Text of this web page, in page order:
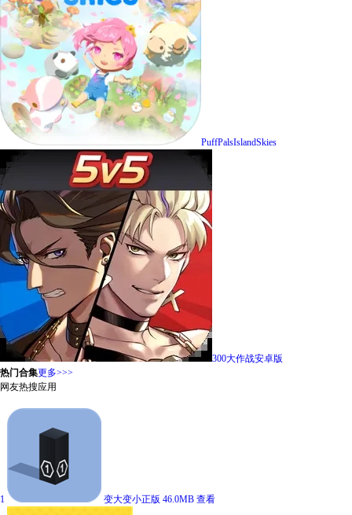
PuffPalsIslandSkies
300大作战安卓版
热门合集更多>>>
网友热搜应用
1 变大变小正版 46.0MB 查看